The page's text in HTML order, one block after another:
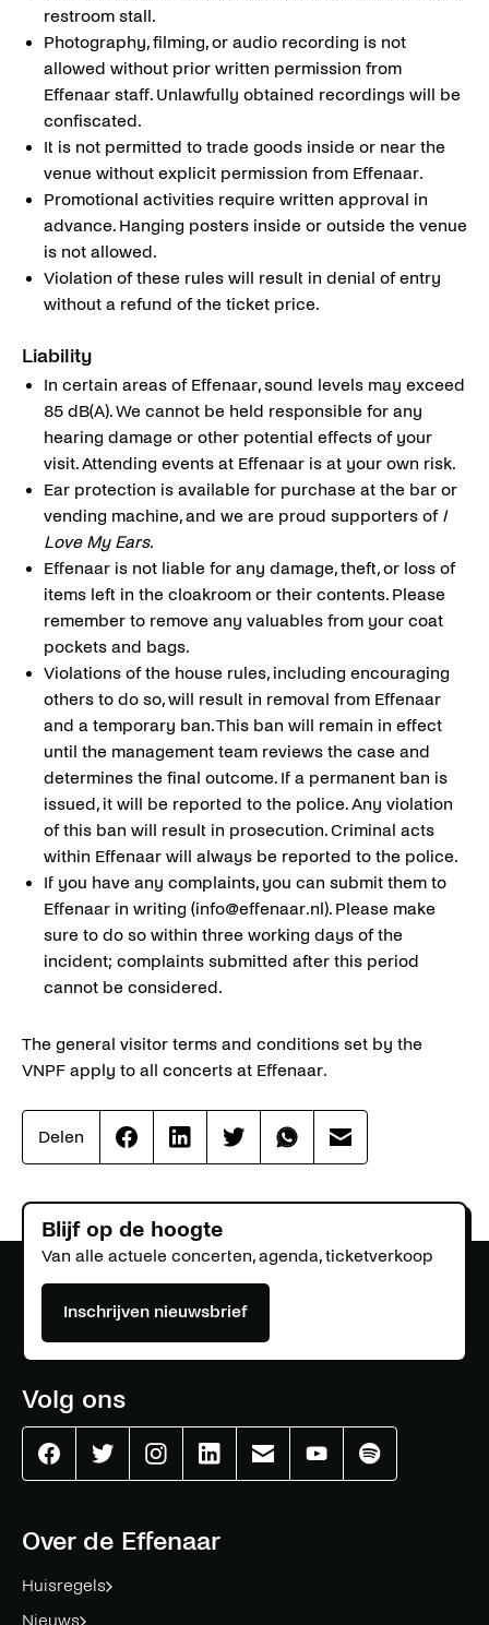
restroom stall.
Photography, filming, or audio recording is not
allowed without prior written permission from
Effenaar staff. Unlawfully obtained recordings will be
confiscated.
It is not permitted to trade goods inside or near the
venue without explicit permission from Effenaar.
Promotional activities require written approval in
advance. Hanging posters inside or outside the venue
is not allowed.
Violation of these rules will result in denial of entry
without a refund of the ticket price.
Liability
In certain areas of Effenaar, sound levels may exceed
85 dB(A). We cannot be held responsible for any
hearing damage or other potential effects of your
visit. Attending events at Effenaar is at your own risk.
Ear protection is available for purchase at the bar or
vending machine, and we are proud supporters of I
Love My Ears.
Effenaar is not liable for any damage, theft, or loss of
items left in the cloakroom or their contents. Please
remember to remove any valuables from your coat
pockets and bags.
Violations of the house rules, including encouraging
others to do so, will result in removal from Effenaar
and a temporary ban. This ban will remain in effect
until the management team reviews the case and
determines the final outcome. If a permanent ban is
issued, it will be reported to the police. Any violation
of this ban will result in prosecution. Criminal acts
within Effenaar will always be reported to the police.
If you have any complaints, you can submit them to
Effenaar in writing (info@effenaar.nl). Please make
sure to do so within three working days of the
incident; complaints submitted after this period
cannot be considered.
The general visitor terms and conditions set by the
VNPF apply to all concerts at Effenaar.
Delen
Effenaar
op
Effenaar
op
Effenaar
op
Effenaar
op
Effenaar
op
Over de Effenaar
Huisregels
Nieuws
Blijf op de hoogte
Van alle actuele concerten, agenda, ticketverkoop
Inschrijven nieuwsbrief
Volg ons
EffenaarEffenaarEffenaarEffenaarEffenaarEffenaarEffenaar